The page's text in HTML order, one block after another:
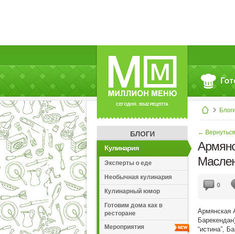
СЕГОДНЯ: 39142 РЕЦЕПТА
Блоги
БЛОГИ
Кулинария
Эксперты о еде
Необычная кулинария
Кулинарный юмор
Готовим дома как в
ресторане
Мероприятия
←
0
Армянская
“истина”,